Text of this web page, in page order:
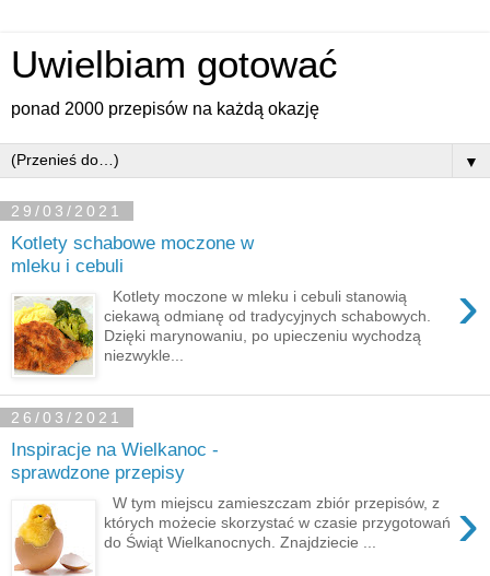
Uwielbiam gotować
ponad 2000 przepisów na każdą okazję
▼
29/03/2021
Kotlety schabowe moczone w
mleku i cebuli
›
Kotlety moczone w mleku i cebuli stanowią
ciekawą odmianę od tradycyjnych schabowych.
Dzięki marynowaniu, po upieczeniu wychodzą
niezwykle...
26/03/2021
Inspiracje na Wielkanoc -
sprawdzone przepisy
›
W tym miejscu zamieszczam zbiór przepisów, z
których możecie skorzystać w czasie przygotowań
do Świąt Wielkanocnych. Znajdziecie ...